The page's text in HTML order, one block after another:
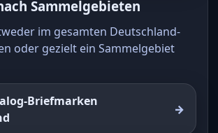
Sammelgebieten
im gesamten Deutschland-
oder gezielt ein Sammelgebiet
Briefmarken